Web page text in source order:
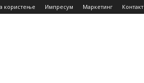
користење Импресум Маркетинг Контакт